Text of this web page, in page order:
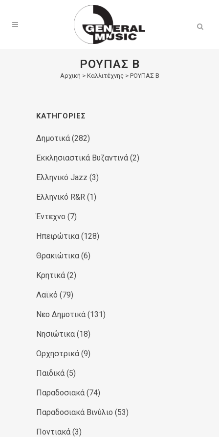
ΡΟΥΠΑΣ Β
Αρχική > Καλλιτέχνης > ΡΟΥΠΑΣ Β
ΚΑΤΗΓΟΡΊΕΣ
Δημοτικά (282)
Εκκλησιαστικά Βυζαντινά (2)
Ελληνικό Jazz (3)
Ελληνικό R&R (1)
Έντεχνο (7)
Ηπειρώτικα (128)
Θρακιώτικα (6)
Κρητικά (2)
Λαϊκό (79)
Νεο Δημοτικά (131)
Νησιώτικα (18)
Ορχηστρικά (9)
Παιδικά (5)
Παραδοσιακά (74)
Παραδοσιακά Βινύλιο (53)
Ποντιακά (3)